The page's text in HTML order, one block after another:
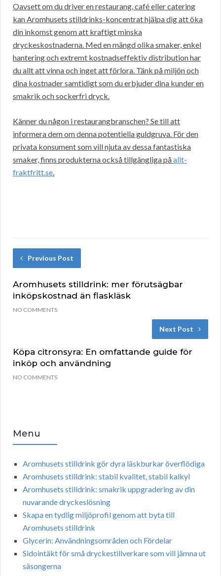
Oavsett om du driver en restaurang, café eller catering
kan Aromhusets stilldrinks-koncentrat hjälpa dig att öka
din inkomst genom att kraftigt minska
dryckeskostnaderna. Med en mängd olika smaker, enkel
hantering och extremt kostnadseffektiv distribution har
du allt att vinna och inget att förlora. Tänk på miljön och
dina kostnader samtidigt som du erbjuder dina kunder en
smakrik och sockerfri dryck.
Känner du någon i restaurangbranschen? Se till att
informera dem om denna potentiella guldgruva. För den
privata konsument som vill njuta av dessa fantastiska
smaker, finns produkterna också tillgängliga påallt-
fraktfritt.se.
Previous Post
Aromhusets stilldrink: mer förutsägbar
inköpskostnad än flaskläsk
NO COMMENTS
Next Post
Köpa citronsyra: En omfattande guide för
inköp och användning
NO COMMENTS
Menu
Aromhusets stilldrink gör dyra läskburkar överflödiga
Aromhusets stilldrink: stabil kvalitet, stabil kalkyl
Aromhusets stilldrink: smakrik uppgradering av din
nuvarande dryckeslösning
Skapa en tydlig miljöprofil genom att byta till
Aromhusets stilldrink
Glycerin: Användningsområden och Fördelar
Sidointäkt för små dryckestillverkare som vill jämna ut
säsongerna